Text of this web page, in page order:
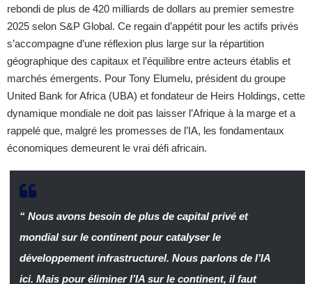
rebondi de plus de 420 milliards de dollars au premier semestre
2025 selon S&P Global. Ce regain d’appétit pour les actifs privés
s’accompagne d’une réflexion plus large sur la répartition
géographique des capitaux et l’équilibre entre acteurs établis et
marchés émergents. Pour Tony Elumelu, président du groupe
United Bank for Africa (UBA) et fondateur de Heirs Holdings, cette
dynamique mondiale ne doit pas laisser l’Afrique à la marge et a
rappelé que, malgré les promesses de l’IA, les fondamentaux
économiques demeurent le vrai défi africain.
“Nous avons besoin de plus de capital privé et
mondial sur le continent pour catalyser le
développement infrastructurel. Nous parlons de l’IA
ici. Mais pour éliminer l’IA sur le continent, il faut